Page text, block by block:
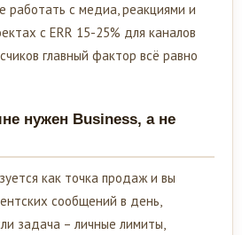
работать с медиа, реакциями и
с ERR 15-25% для каналов
главный фактор всё равно
нужен Business, а не
как точка продаж и вы
сообщений в день,
задача – личные лимиты,